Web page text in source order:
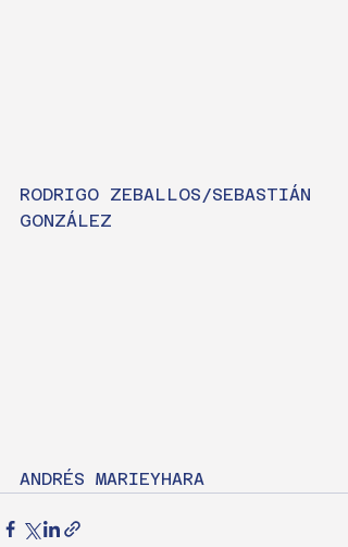
RODRIGO ZEBALLOS/SEBASTIÁN
GONZÁLEZ
ANDRÉS MARIEYHARA